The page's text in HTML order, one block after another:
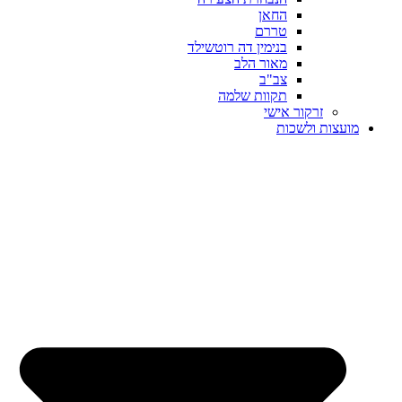
החאן
טררם
בנימין דה רוטשילד
מאור הלב
צב"ב
תקוות שלמה
זרקור אישי
מועצות ולשכות